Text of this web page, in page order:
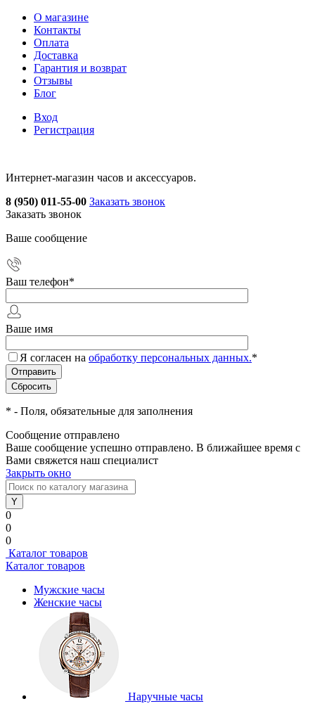
О магазине
Контакты
Оплата
Доставка
Гарантия и возврат
Отзывы
Блог
Вход
Регистрация
Интернет-магазин часов и аксессуаров.
8 (950) 011-55-00 Заказать звонок
Заказать звонок
Ваше сообщение
Ваш телефон*
Ваше имя
Я согласен на обработку персональных данных.*
* - Поля, обязательные для заполнения
Сообщение отправлено
Ваше сообщение успешно отправлено. В ближайшее время с
Вами свяжется наш специалист
Закрыть окно
0
0
0
Каталог товаров
Каталог товаров
Мужские часы
Женские часы
Наручные часы